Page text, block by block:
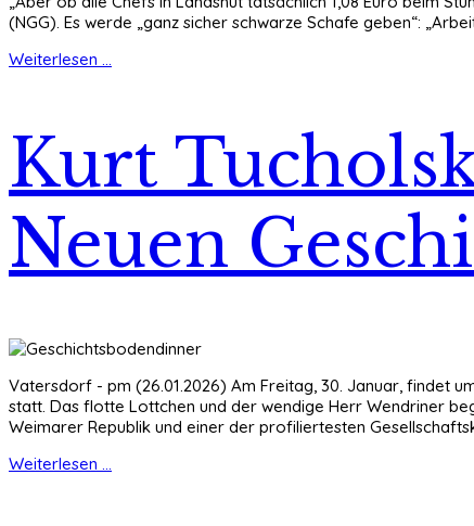
(NGG). Es werde „ganz sicher schwarze Schafe geben“:
Weiterlesen ...
Kurt
Neuen
Vatersdorf - pm (26.01.2026) Am Freitag, 30. Januar, findet
statt. Das flotte Lottchen und der wendige Herr Wendriner
Weimarer Republik und einer der profiliertesten
Weiterlesen ...